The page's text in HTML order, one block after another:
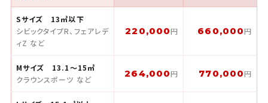
Sサイズ 13㎥以下
シビックタイプR、フェアレデ
ィZ など
220,000円 660,000円
Mサイズ 13.1〜15㎥
クラウンスポーツ など
264,000円 770,000円